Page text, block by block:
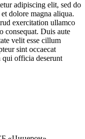
adipiscing elit, sed do
dolore magna aliqua.
exercitation ullamco
consequat. Duis aute
velit esse cillum
sint occaecat
qui officia deserunt